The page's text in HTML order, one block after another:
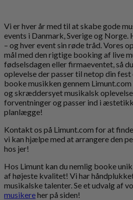
Vi er hver år med til at skabe gode
events i Danmark, Sverige og Norge.
– og hver event sin røde tråd. Vores
mål med den rigtige booking af live
fødselsdagen eller firmaeventet, så
oplevelse der passer til netop din
booke musikken gennem
og skræddersyet musikalsk
forventninger og passer ind i
planlægge!
Kontakt os på Limunt.com for at
vi kan hjælpe med at arrangere den
hos jer!
Hos Limunt kan du nemlig booke
af højeste kvalitet! Vi har
musikalske talenter. Se et udvalg af
musikereher på siden!